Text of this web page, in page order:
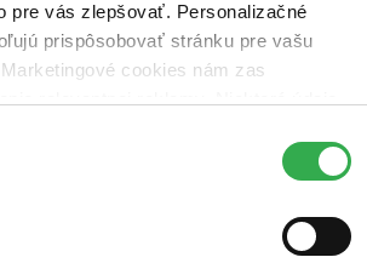
pre vás zlepšovať. Personalizačné
prispôsobovať stránku pre vašu
cookies nám zas
všetky tieto cookies. Ďakujeme!